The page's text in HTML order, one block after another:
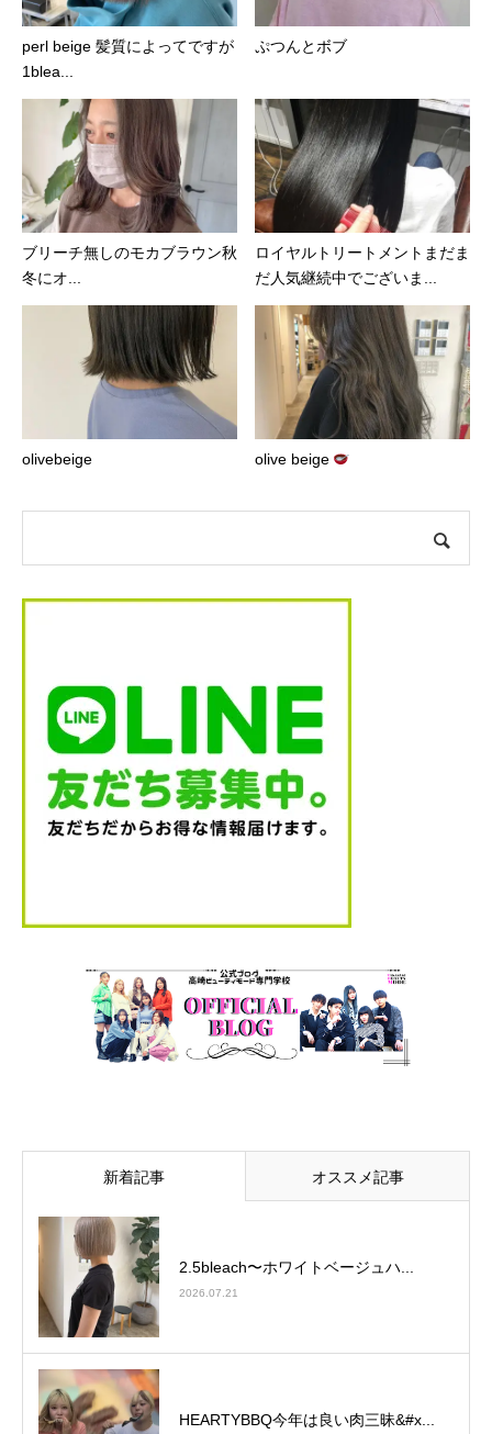
perl beige 髪質によってですが
1blea...
ぷつんとボブ
ブリーチ無しのモカブラウン️秋
冬にオ...
ロイヤルトリートメントまだま
だ人気継続中でございま...
olivebeige olive beige
新着記事 オススメ記事
2.5bleach〜ホワイトベージュ⁡ハ...
2026.07.21
HEARTYBBQ今年は良い肉三昧&#x...